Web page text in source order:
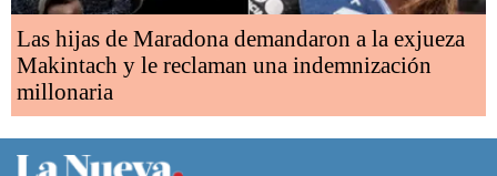
Las hijas de Maradona demandaron a la exjueza
Makintach y le reclaman una indemnización
millonaria